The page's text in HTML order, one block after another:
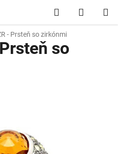
Hľadať
KOŠÍK
- Prsteň so zirkónmi
so